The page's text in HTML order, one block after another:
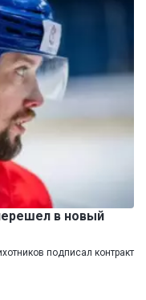
в новый
подписал контракт